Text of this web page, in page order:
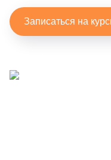
Записаться на